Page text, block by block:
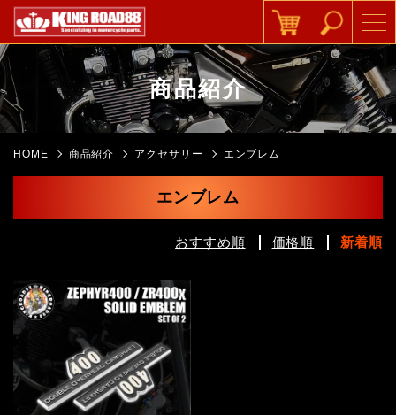
商品紹介
HOME 商品紹介 アクセサリー エンブレム
エンブレム
おすすめ順 価格順 新着順